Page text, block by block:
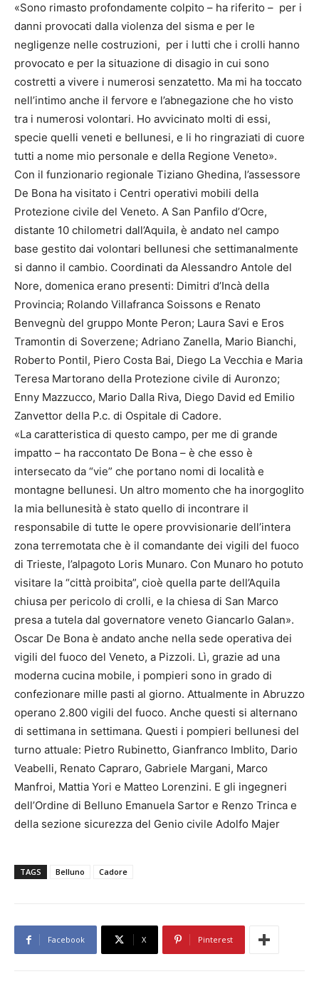
«Sono rimasto profondamente colpito – ha riferito – per i
danni provocati dalla violenza del sisma e per le
negligenze nelle costruzioni, per i lutti che i crolli hanno
provocato e per la situazione di disagio in cui sono
costretti a vivere i numerosi senzatetto. Ma mi ha toccato
nell’intimo anche il fervore e l’abnegazione che ho visto
tra i numerosi volontari. Ho avvicinato molti di essi,
specie quelli veneti e bellunesi, e li ho ringraziati di cuore
tutti a nome mio personale e della Regione Veneto».
Con il funzionario regionale Tiziano Ghedina, l’assessore
De Bona ha visitato i Centri operativi mobili della
Protezione civile del Veneto. A San Panfilo d’Ocre,
distante 10 chilometri dall’Aquila, è andato nel campo
base gestito dai volontari bellunesi che settimanalmente
si danno il cambio. Coordinati da Alessandro Antole del
Nore, domenica erano presenti: Dimitri d’Incà della
Provincia; Rolando Villafranca Soissons e Renato
Benvegnù del gruppo Monte Peron; Laura Savi e Eros
Tramontin di Soverzene; Adriano Zanella, Mario Bianchi,
Roberto Pontil, Piero Costa Bai, Diego La Vecchia e Maria
Teresa Martorano della Protezione civile di Auronzo;
Enny Mazzucco, Mario Dalla Riva, Diego David ed Emilio
Zanvettor della P.c. di Ospitale di Cadore.
«La caratteristica di questo campo, per me di grande
impatto – ha raccontato De Bona – è che esso è
intersecato da “vie” che portano nomi di località e
montagne bellunesi. Un altro momento che ha inorgoglito
la mia bellunesità è stato quello di incontrare il
responsabile di tutte le opere provvisionarie dell’intera
zona terremotata che è il comandante dei vigili del fuoco
di Trieste, l’alpagoto Loris Munaro. Con Munaro ho potuto
visitare la “città proibita”, cioè quella parte dell’Aquila
chiusa per pericolo di crolli, e la chiesa di San Marco
presa a tutela dal governatore veneto Giancarlo Galan».
Oscar De Bona è andato anche nella sede operativa dei
vigili del fuoco del Veneto, a Pizzoli. Lì, grazie ad una
moderna cucina mobile, i pompieri sono in grado di
confezionare mille pasti al giorno. Attualmente in Abruzzo
operano 2.800 vigili del fuoco. Anche questi si alternano
di settimana in settimana. Questi i pompieri bellunesi del
turno attuale: Pietro Rubinetto, Gianfranco Imblito, Dario
Veabelli, Renato Capraro, Gabriele Margani, Marco
Manfroi, Mattia Yori e Matteo Lorenzini. E gli ingegneri
dell’Ordine di Belluno Emanuela Sartor e Renzo Trinca e
della sezione sicurezza del Genio civile Adolfo Majer
TAGS Belluno Cadore
Facebook X Pinterest